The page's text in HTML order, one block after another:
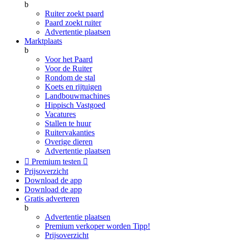
b
Ruiter zoekt paard
Paard zoekt ruiter
Advertentie plaatsen
Marktplaats
b
Voor het Paard
Voor de Ruiter
Rondom de stal
Koets en rijtuigen
Landbouwmachines
Hippisch Vastgoed
Vacatures
Stallen te huur
Ruitervakanties
Overige dieren
Advertentie plaatsen
 Premium testen 
Prijsoverzicht
Download de app
Download de app
Gratis adverteren
b
Advertentie plaatsen
Premium verkoper worden Tipp!
Prijsoverzicht